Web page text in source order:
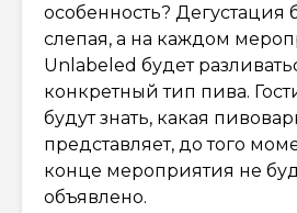
особенность? Дегустация
слепая, а на каждом
Unlabeled будет
конкретный тип пива.
будут знать, какая
представляет, до того
конце мероприятия не
объявлено.